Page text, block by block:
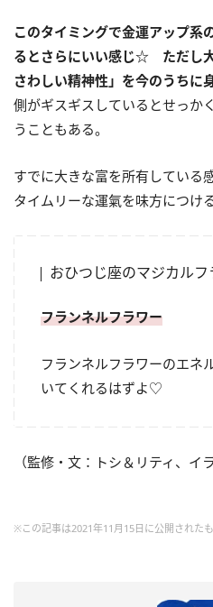
このタイミングで金運アップ系
るとさらにいい感じ☆ ただし大
さわしい精神性」を今のうちに
側がギスギスしているとせっか
うこともある。
すでに大きな富を所有している
タイムリーな運氣を味方につけ
おひつじ座のマジカルフ
フランネルフラワー
フランネルフラワーのエネ
いてくれるはずよ♡
（監修・文：トシ＆リティ、イ
※この記事は2021年11月15日に公開された